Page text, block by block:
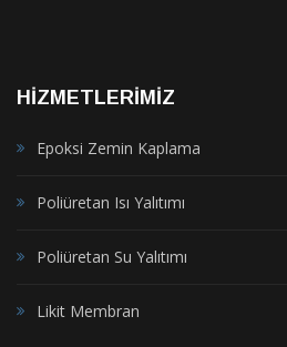
HIZMETLERIMIZ
Epoksi Zemin Kaplama
Poliüretan Isı Yalıtımı
Poliüretan Su Yalıtımı
Likit Membran